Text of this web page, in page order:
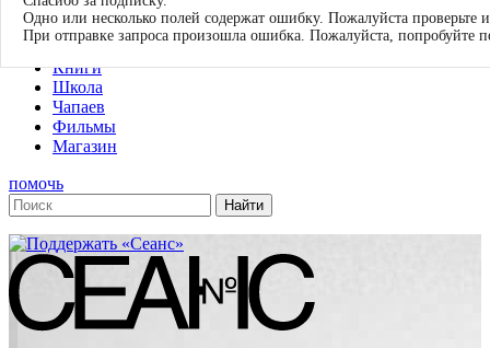
О нас
Журнал
Книги
Школа
Чапаев
Фильмы
Магазин
помочь
Одно или несколько полей содержат ошибку. Пожалуйста проверьте
При отправке запроса произошла ошибка. Пожалуйста, попробуйте